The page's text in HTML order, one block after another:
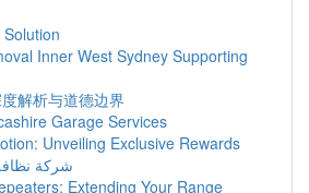
Inner West Sydney Supporting
解析与道德边界
Garage Services
Unveiling Exclusive Rewards
شركة
Extending Your Range